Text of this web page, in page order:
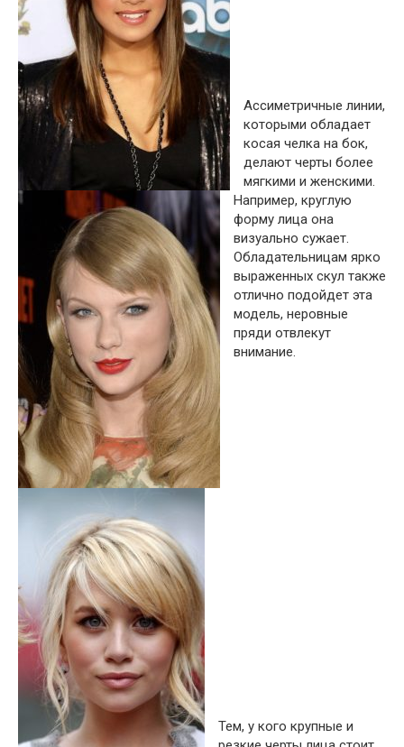
Ассиметричные линии,
которыми обладает
косая челка на бок,
делают черты более
мягкими и женскими.
Например, круглую
форму лица она
визуально сужает.
Обладательницам ярко
выраженных скул также
отлично подойдет эта
модель, неровные
пряди отвлекут
внимание.
Тем, у кого крупные и